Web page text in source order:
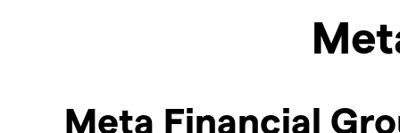
Meta Financial